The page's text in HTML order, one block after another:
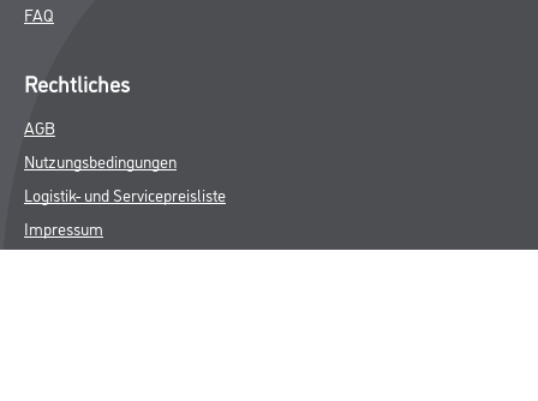
FAQ
Rechtliches
AGB
Nutzungsbedingungen
Logistik- und Servicepreisliste
Impressum